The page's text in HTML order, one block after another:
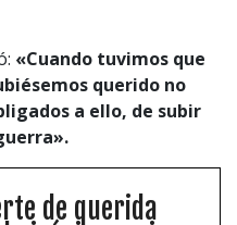
«Cuando tuvimos que
querido no
a ello, de subir
de querida